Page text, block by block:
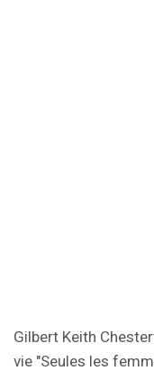
Gilbert Keith
vie "Seules les